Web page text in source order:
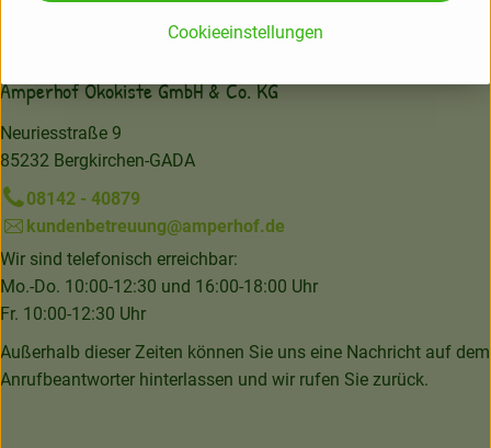
Amperhof Ökokiste GmbH & Co. KG
Neuriesstraße 9
85232 Bergkirchen-GADA
08142 - 40879
kundenbetreuung@amperhof.de
Wir sind telefonisch erreichbar:
Mo.-Do. 10:00-12:30 und 16:00-18:00 Uhr
Fr. 10:00-12:30 Uhr
Außerhalb dieser Zeiten können Sie uns eine Nachricht auf dem
Anrufbeantworter hinterlassen und wir rufen Sie zurück.
Cookieeinstellungen